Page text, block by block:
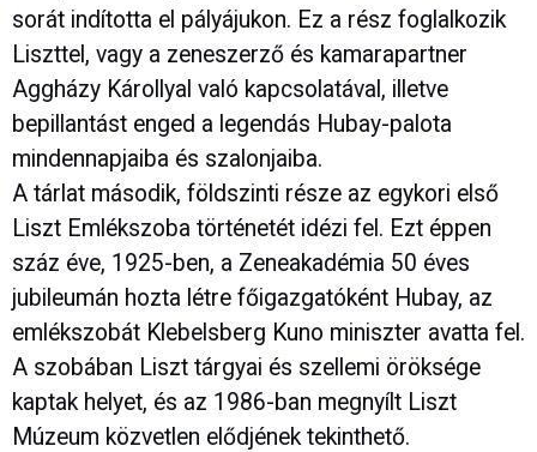
sorát indította el pályájukon. Ez a rész foglalkozik
Liszttel, vagy a zeneszerző és kamarapartner
Aggházy Károllyal való kapcsolatával, illetve
bepillantást enged a legendás Hubay-palota
mindennapjaiba és szalonjaiba.
A tárlat második, földszinti része az egykori első
Liszt Emlékszoba történetét idézi fel. Ezt éppen
száz éve, 1925-ben, a Zeneakadémia 50 éves
jubileumán hozta létre főigazgatóként Hubay, az
emlékszobát Klebelsberg Kuno miniszter avatta fel.
A szobában Liszt tárgyai és szellemi öröksége
kaptak helyet, és az 1986-ban megnyílt Liszt
Múzeum közvetlen elődjének tekinthető.